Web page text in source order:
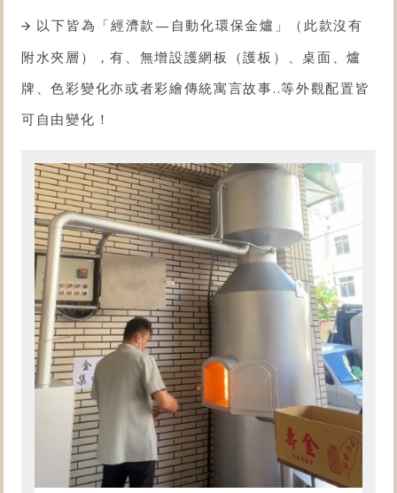
以下皆為「經濟款—自動化環保金爐 」（此款沒有
附水夾層），有、無增設護網板（護板）、桌面、爐
牌、色彩變化亦或者彩繪傳統寓言故事..等外觀配置皆
可自由變化！